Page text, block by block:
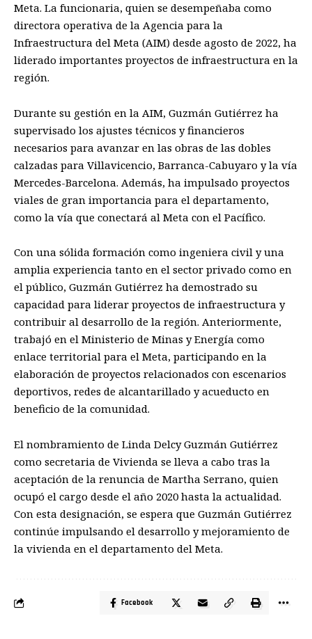
Meta. La funcionaria, quien se desempeñaba como
directora operativa de la Agencia para la
Infraestructura del Meta (AIM) desde agosto de 2022, ha
liderado importantes proyectos de infraestructura en la
región.
Durante su gestión en la AIM, Guzmán Gutiérrez ha
supervisado los ajustes técnicos y financieros
necesarios para avanzar en las obras de las dobles
calzadas para Villavicencio, Barranca-Cabuyaro y la vía
Mercedes-Barcelona. Además, ha impulsado proyectos
viales de gran importancia para el departamento,
como la vía que conectará al Meta con el Pacífico.
Con una sólida formación como ingeniera civil y una
amplia experiencia tanto en el sector privado como en
el público, Guzmán Gutiérrez ha demostrado su
capacidad para liderar proyectos de infraestructura y
contribuir al desarrollo de la región. Anteriormente,
trabajó en el Ministerio de Minas y Energía como
enlace territorial para el Meta, participando en la
elaboración de proyectos relacionados con escenarios
deportivos, redes de alcantarillado y acueducto en
beneficio de la comunidad.
El nombramiento de Linda Delcy Guzmán Gutiérrez
como secretaria de Vivienda se lleva a cabo tras la
aceptación de la renuncia de Martha Serrano, quien
ocupó el cargo desde el año 2020 hasta la actualidad.
Con esta designación, se espera que Guzmán Gutiérrez
continúe impulsando el desarrollo y mejoramiento de
la vivienda en el departamento del Meta.
Facebook